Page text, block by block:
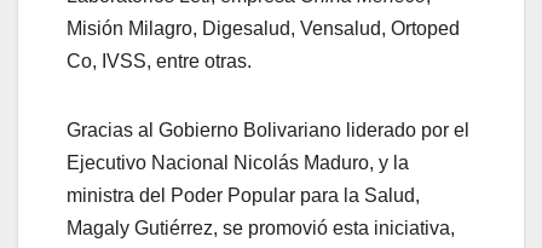
Misión Milagro, Digesalud, Vensalud, Ortoped
Co, IVSS, entre otras.
Gracias al Gobierno Bolivariano liderado por el
Ejecutivo Nacional Nicolás Maduro, y la
ministra del Poder Popular para la Salud,
Magaly Gutiérrez, se promovió esta iniciativa,